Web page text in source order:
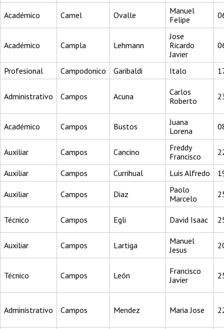
Académico Camel Ovalle
Manuel
Felipe
Académico Campla Lehmann
Jose
Ricardo
Javier
Profesional Campodonico Garibaldi Italo
Administrativo Campos Acuna
Carlos
Roberto
Académico Campos Bustos
Juana
Lorena
Auxiliar Campos Cancino
Freddy
Francisco
Auxiliar Campos Currihual Luis Alfredo
Auxiliar Campos Diaz
Paolo
Marcelo
Técnico Campos Egli David Isaac
Auxiliar Campos Lartiga
Manuel
Jesus
Técnico Campos León
Francisco
Javier
Administrativo Campos Mendez Maria Jose